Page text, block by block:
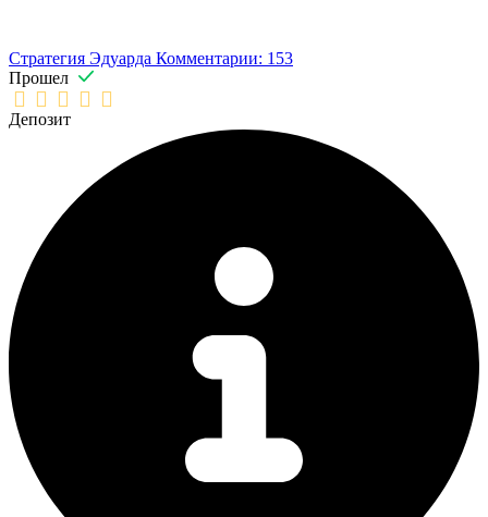
Стратегия Эдуарда Комментарии: 153
Прошел
Депозит